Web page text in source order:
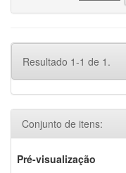
Resultado 1-1 de 1.
Conjunto de itens:
Pré-visualização